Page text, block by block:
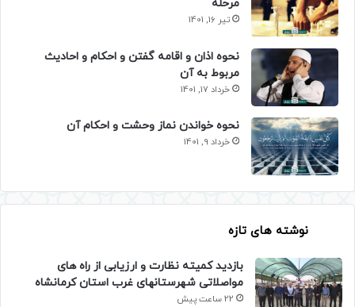
مرحله
تیر 16, 1401
نحوه اذان و اقامه گفتن و احکام و احادیث
مربوط به آن
خرداد 17, 1401
نحوه خواندن نماز وحشت و احکام آن
خرداد 9, 1401
نوشته های تازه
بازدید کمیته نظارت و ارزیابی از راه های
مواصلاتی شهرستانهای غرب استان کرمانشاه
22 ساعت پیش